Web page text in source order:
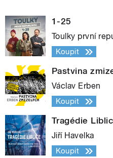
1-25
Toulky první
Koupit
Pastvina
Václav Erben
Koupit
Tragédie
Jiří Havelka
Koupit